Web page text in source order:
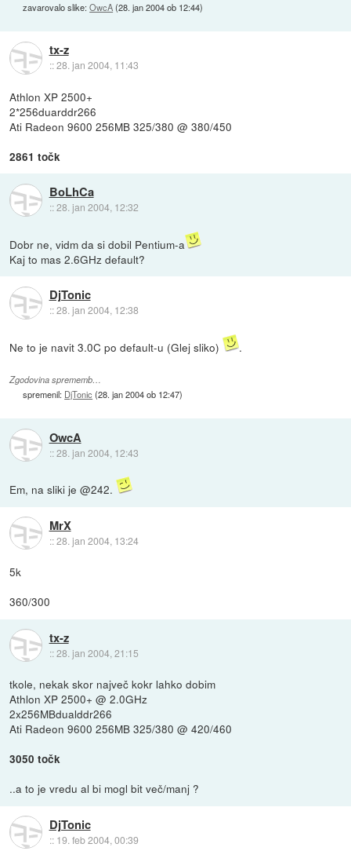
zavarovalo slike:OwcA(28. jan 2004 ob 12:44)
tx-z
::28. jan 2004, 11:43
Athlon XP 2500+
2*256duarddr266
Ati Radeon 9600 256MB 325/380 @ 380/450
2861 točk
BoLhCa
::28. jan 2004, 12:32
Dobr ne, vidm da si dobil Pentium-a
Kaj to mas 2.6GHz default?
DjTonic
::28. jan 2004, 12:38
Ne to je navit 3.0C po default-u (Glej sliko) .
Zgodovina sprememb…
spremenil: DjTonic (28. jan 2004 ob 12:47)
OwcA
::28. jan 2004, 12:43
Em, na sliki je @242.
MrX
::28. jan 2004, 13:24
5k
360/300
tx-z
::28. jan 2004, 21:15
tkole, nekak skor največ kokr lahko dobim
Athlon XP 2500+ @ 2.0GHz
2x256MBdualddr266
Ati Radeon 9600 256MB 325/380 @ 420/460
3050 točk
..a to je vredu al bi mogl bit več/manj ?
DjTonic
:: 19. feb 2004, 00:39